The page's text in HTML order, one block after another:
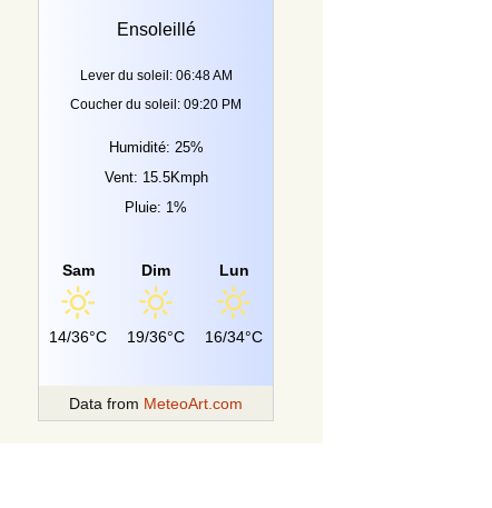
Ensoleillé
Lever du soleil: 06:48 AM
Coucher du soleil: 09:20 PM
Humidité: 25%
Vent: 15.5Kmph
Pluie: 1%
Sam
14/36°C
Dim
19/36°C
Lun
16/34°C
Data from MeteoArt.com